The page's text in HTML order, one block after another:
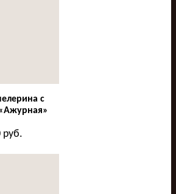
с
руб.